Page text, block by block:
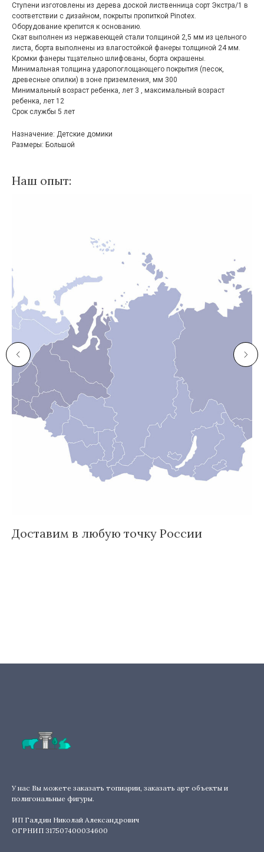
Ступени изготовлены из дерева доской лиственница сорт Экстра/1 в
соответствии с дизайном, покрыты пропиткой Pinotex.
Оборудование крепится к основанию.
Скат выполнен из нержавеющей стали толщиной 2,5 мм из цельного
листа, борта выполнены из влагостойкой фанеры толщиной 24 мм.
Кромки фанеры тщательно шлифованы, борта окрашены.
Минимальная толщина ударопоглощающего покрытия (песок,
древесные опилки) в зоне приземления, мм 300
Минимальный возраст ребенка, лет 3 , максимальный возраст
ребенка, лет 12
Срок службы 5 лет
Назначение: Детские домики
Размеры: Большой
Наш опыт:
Доставим в любую точку России
У нас Вы можете заказать топиарии, заказать арт объекты и
полигональные фигуры.
ИП Галдин Николай Александрович
ОГРНИП 317507400034600